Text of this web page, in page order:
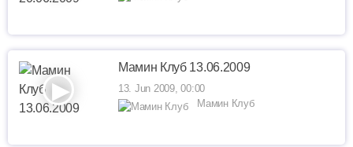
Мамин Клуб 13.06.2009
13. Jun 2009, 00:00
Мамин Клуб